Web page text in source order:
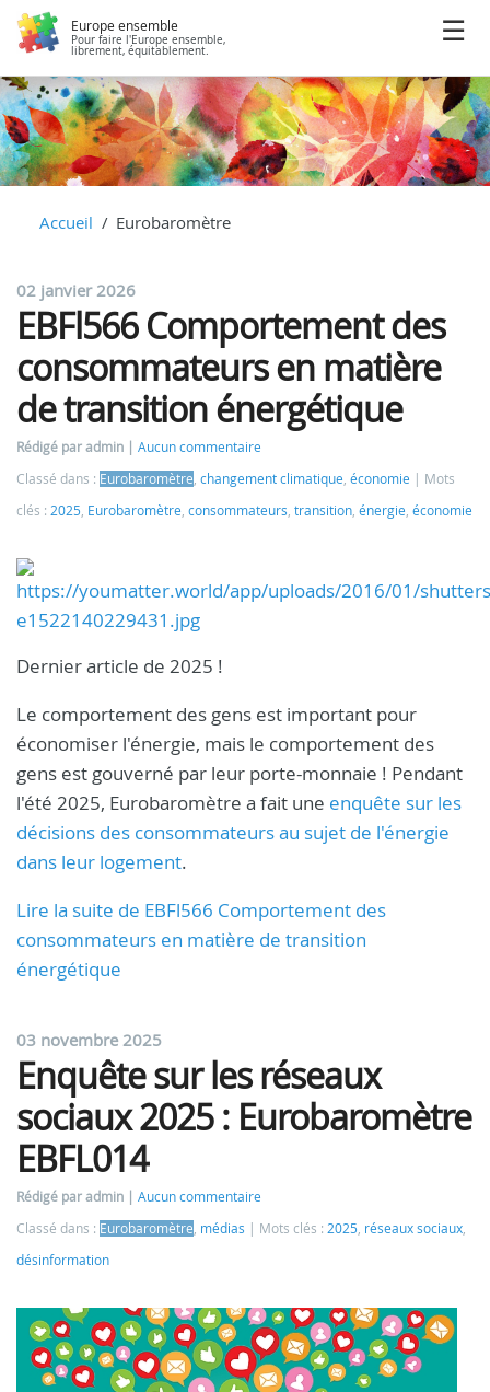
Europe ensemble
Pour faire l'Europe ensemble,
librement, équitablement.
Accueil Eurobaromètre
02 janvier 2026
EBFl566 Comportement des
consommateurs en matière
de transition énergétique
Rédigé par admin
Aucun commentaire
Classé dans : Eurobaromètre changement climatique économie
Mots
clés : 2025 Eurobaromètre consommateurs transition énergie économie
Dernier article de 2025 !
Le comportement des gens est important pour
économiser l'énergie, mais le comportement des
gens est gouverné par leur porte-monnaie ! Pendant
l'été 2025, Eurobaromètre a fait une enquête sur les
décisions des consommateurs au sujet de l'énergie
dans leur logement.
Lire la suite de EBFl566 Comportement des
consommateurs en matière de transition
énergétique
03 novembre 2025
Enquête sur les réseaux
sociaux 2025 : Eurobaromètre
EBFL014
Rédigé par admin
Aucun commentaire
Classé dans : Eurobaromètre médias Mots clés : 2025 réseaux sociaux
désinformation